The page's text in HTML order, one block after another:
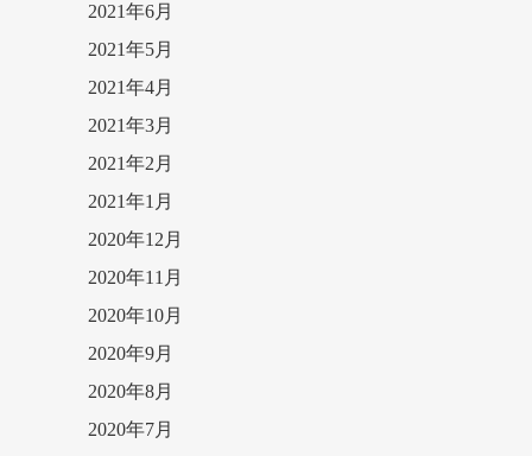
2021年6月
2021年5月
2021年4月
2021年3月
2021年2月
2021年1月
2020年12月
2020年11月
2020年10月
2020年9月
2020年8月
2020年7月